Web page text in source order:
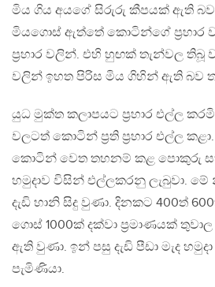
මිය ගිය අයගේ සිරුරු කීපයක් ඇති බව
මියගොස් ඇත්තේ කොටින්ගේ ප්‍රහාර
ප්‍රහාර වලින්. එහි හුඟක් තැන්වල තිබූ
වලින් ඉහත පිරිස මිය ගිහින් ඇති බව
යුධ මුක්ත කලාපයට ප්‍රහාර එල්ල
වලටත් කොටින් ප්‍රති ප්‍රහාර එල්ල කළා.
කොටින් වෙත තහනම් කළ පොකුරු
හමුදාව විසින් එල්ලකරනු ලැබුවා. මේ
දැඩි හානි සිදු වුණා. දිනකට 400ත්
ගොස් 1000ක් දක්වා ප්‍රමාණයක්
ඇති වුණා. ඉන් පසු දැඩි පීඩා මැද
පැමිණියා.